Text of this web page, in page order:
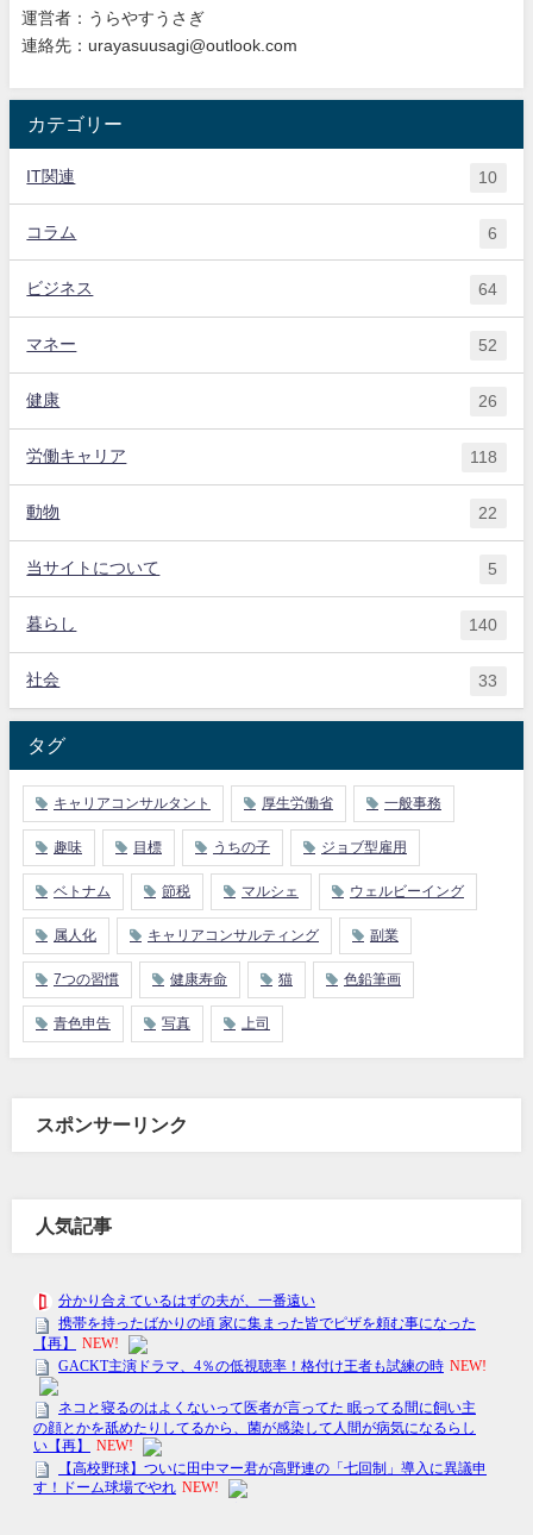
運営者：うらやすうさぎ
連絡先：urayasuusagi@outlook.com
カテゴリー
IT関連 10
コラム 6
ビジネス 64
マネー 52
健康 26
労働キャリア 118
動物 22
当サイトについて 5
暮らし 140
社会 33
タグ
キャリアコンサルタント 厚生労働省 一般事務
趣味 目標 うちの子 ジョブ型雇用
ベトナム 節税 マルシェ ウェルビーイング
属人化 キャリアコンサルティング 副業
7つの習慣 健康寿命 猫 色鉛筆画
青色申告 写真 上司
スポンサーリンク
人気記事